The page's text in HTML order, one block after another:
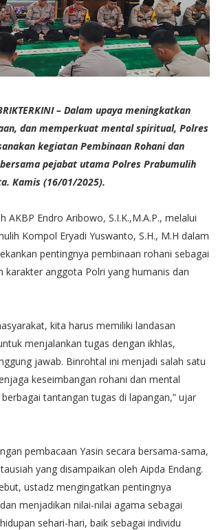
– Dalam upaya meningkatkan
dan memperkuat mental spiritual, Polres
kegiatan Pembinaan Rohani dan
pejabat utama Polres Prabumulih
Kamis (16/01/2025).
AKBP Endro Aribowo, S.I.K.,M.A.P., melalui
Kompol Eryadi Yuswanto, S.H., M.H dalam
pentingnya pembinaan rohani sebagai
karakter anggota Polri yang humanis dan
kita harus memiliki landasan
menjalankan tugas dengan ikhlas,
jawab. Binrohtal ini menjadi salah satu
keseimbangan rohani dan mental
tantangan tugas di lapangan,” ujar
pembacaan Yasin secara bersama-sama,
yang disampaikan oleh Aipda Endang.
ustadz mengingatkan pentingnya
menjadikan nilai-nilai agama sebagai
sehari-hari, baik sebagai individu